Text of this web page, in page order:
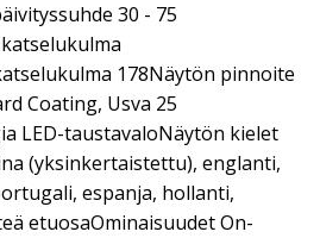
30 - 75
178Näytön pinnoite
Coating, Usva 25
LED-taustavaloNäytön kielet
(yksinkertaistettu), englanti,
espanja, hollanti,
etuosaOminaisuudet On-